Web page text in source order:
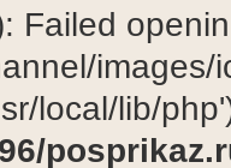
Failed
images/
local/lib/